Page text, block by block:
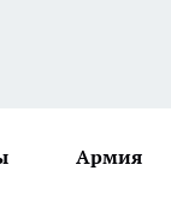
Армия